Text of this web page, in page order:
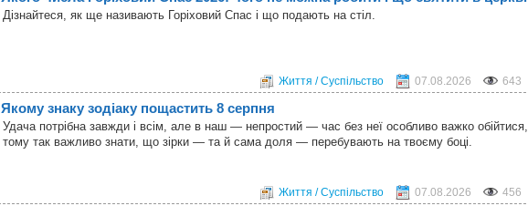
Дізнайтеся, як ще називають Горіховий Спас і що подають на стіл.
Життя / Суспільство 07.08.2026 643
Якому знаку зодіаку пощастить 8 серпня
Удача потрібна завжди і всім, але в наш — непростий — час без неї особливо важко обійтися,
тому так важливо знати, що зірки — та й сама доля — перебувають на твоєму боці.
Життя / Суспільство 07.08.2026 456